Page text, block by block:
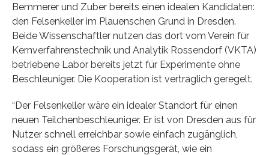
Bemmerer und Zuber bereits einen idealen Kandidaten:
den Felsenkeller im Plauenschen Grund in Dresden.
Beide Wissenschaftler nutzen das dort vom Verein für
Kernverfahrenstechnik und Analytik Rossendorf (VKTA)
betriebene Labor bereits jetzt für Experimente ohne
Beschleuniger. Die Kooperation ist vertraglich geregelt.
“Der Felsenkeller wäre ein idealer Standort für einen
neuen Teilchenbeschleuniger. Er ist von Dresden aus für
Nutzer schnell erreichbar sowie einfach zugänglich,
sodass ein größeres Forschungsgerät, wie ein